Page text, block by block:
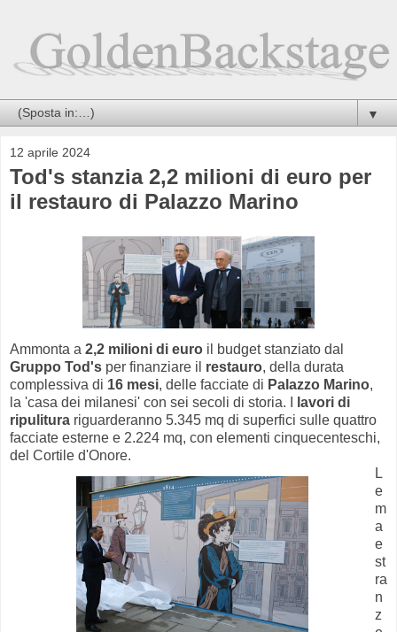
▼
12 aprile 2024
Tod's stanzia 2,2 milioni di euro per
il restauro di Palazzo Marino
Ammonta a 2,2 milioni di euro il budget stanziato dal
Gruppo Tod's per finanziare il restauro, della durata
complessiva di 16 mesi, delle facciate di Palazzo Marino,
la 'casa dei milanesi' con sei secoli di storia. I
lavori di
ripulitura riguarderanno 5.345 mq di superfici sulle quattro
facciate esterne e 2.224 mq, con elementi cinquecenteschi,
del Cortile d'Onore.
L
e
m
a
e
st
ra
n
z